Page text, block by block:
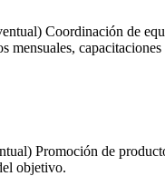
Coordinación de
mensuales,
Promoción de
objetivo.